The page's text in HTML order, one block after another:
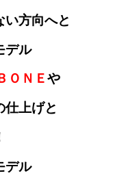
い方向へと
デル
ＯＮＥや
仕上げと
デル